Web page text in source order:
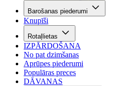
Barošanas piederumi
Knupīši
Rotaļlietas
IZPĀRDOŠANA
No pat dzimšanas
Aprūpes piederumi
Populāras preces
DĀVANAS